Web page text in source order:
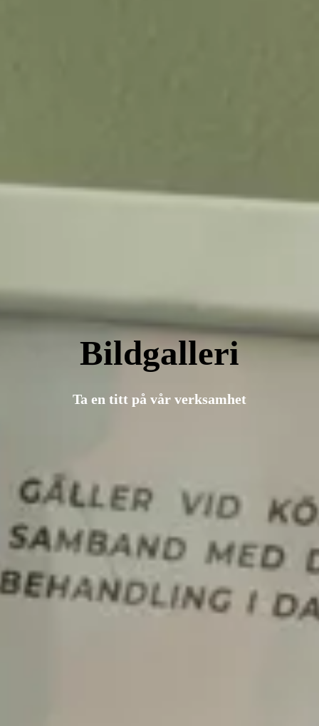
Bildgalleri
Ta en titt på vår verksamhet